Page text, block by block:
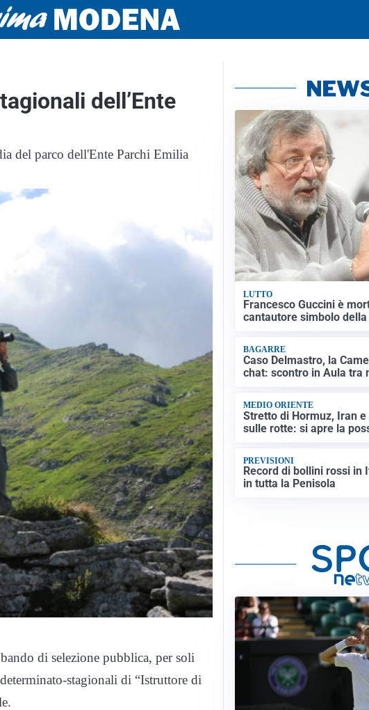
dell’Ente
del parco dell'Ente Parchi Emilia
di selezione pubblica, per soli
stagionali di “Istruttore di
LUTTO
Francesco Guccini è
cantautore simbolo
BAGARRE
Caso Delmastro, la
chat: scontro in Aula tra
MEDIO ORIENTE
Stretto di Hormuz, Iran
sulle rotte: si apre la
PREVISIONI
Record di bollini rossi in
in tutta la Penisola